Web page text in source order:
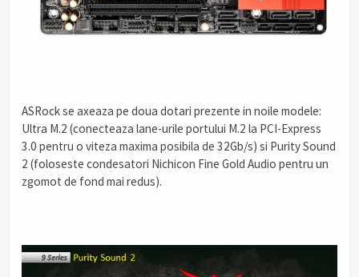
ASRock se axeaza pe doua dotari prezente in noile modele:
Ultra M.2 (conecteaza lane-urile portului M.2 la PCI-Express
3.0 pentru o viteza maxima posibila de 32Gb/s) si Purity Sound
2 (foloseste condesatori Nichicon Fine Gold Audio pentru un
zgomot de fond mai redus).